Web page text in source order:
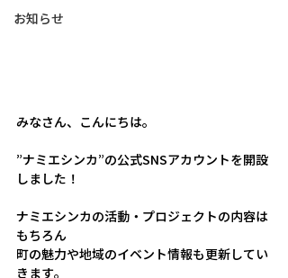
お知らせ
みなさん、こんにちは。
”ナミエシンカ”の公式SNSアカウントを開設
しました！
ナミエシンカの活動・プロジェクトの内容は
もちろん
町の魅力や地域のイベント情報も更新してい
きます。